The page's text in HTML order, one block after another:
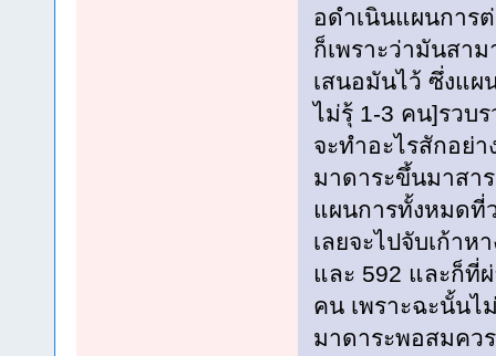
อดำเนินแผนการ
ก็เพราะว่ามันสา
เสนอมันไว้ ซึ่งแผ
ไม่รุ้ 1-3 คน]รวบ
จะทำอะไรสักอย่
มาดาระขึ้นมาสา
แผนการทั้งหมดที่
เลยจะไปจับเก้าห
และ 592 และก็ที่
คน เพราะฉะนั้นไ
มาดาระพอสมคว